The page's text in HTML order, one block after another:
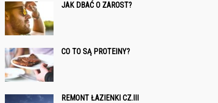
JAK DBAĆ O ZAROST?
CO TO SĄ PROTEINY?
REMONT ŁAZIENKI CZ.III